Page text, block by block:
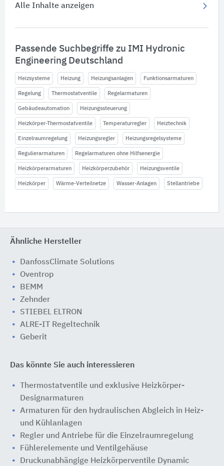
Alle Inhalte anzeigen
Passende Suchbegriffe zu IMI Hydronic
Engineering Deutschland
Heizsysteme Heizung Heizungsanlagen Funktionsarmaturen
Regelung Thermostatventile Regelarmaturen
Gebäudeautomation Heizungssteuerung
Heizkörper-Thermostatventile Temperaturregler Heiztechnik
Einzelraumregelung Heizungsregler Heizungsregelsysteme
Regulierarmaturen Regelarmaturen ohne Hilfsenergie
Heizkörperarmaturen Heizkörperzubehör Heizungsventile
Heizkörper Wärme-Verteilnetze Wasser-Anlagen Stellantriebe
Ähnliche Hersteller
DanfossClimate Solutions
Oventrop
BEMM
Zehnder
STIEBEL ELTRON
ALRE-IT Regeltechnik
Geberit
Das könnte Sie auch interessieren
Thermostatventile und exklusive Heizkörper-
Designarmaturen
Armaturen für den hydraulischen Abgleich in Heiz-
und Kühlanlagen
Regler und Antriebe für die Einzelraumregelung
Fühlerelemente und Ventilgehäuse
Druckunabhängige Heizkörperventile Dynamic